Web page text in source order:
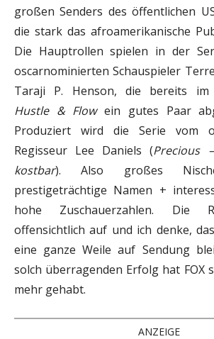
großen Senders des öffentlichen
die stark das afroamerikanische
Die Hauptrollen spielen in der
oscarnominierten Schauspieler
Taraji P. Henson, die bereits im
Hustle & Flowein gutes Paar
Produziert wird die Serie vom
Regisseur Lee Daniels (Precious
kostbar). Also großes
prestigeträchtige Namen +
hohe Zuschauerzahlen. Die
offensichtlich auf und ich denke,
eine ganze Weile auf Sendung
solch überragenden Erfolg hat FOX
mehr gehabt.
ANZEIGE